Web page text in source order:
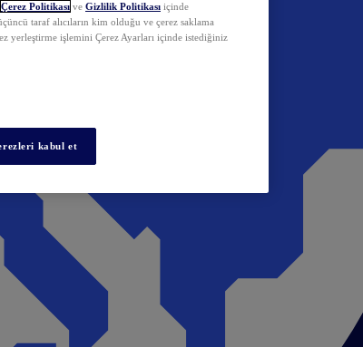
Çerez Politikası ve Gizlilik Politikası içinde
taraf alıcıların kim olduğu ve çerez saklama
yerleştirme işlemini Çerez Ayarları içinde istediğiniz
kabul et